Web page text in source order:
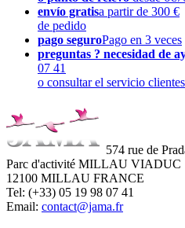
envío gratisa partir de 300 €
de pedido
pago seguroPago en 3 veces
preguntas ? necesidad de
07 41
o consultar el servicio clientes
574 rue de
Parc d'activité MILLAU VIADUC
12100 MILLAU FRANCE
Tel: (+33) 05 19 98 07 41
Email: contact@jama.fr